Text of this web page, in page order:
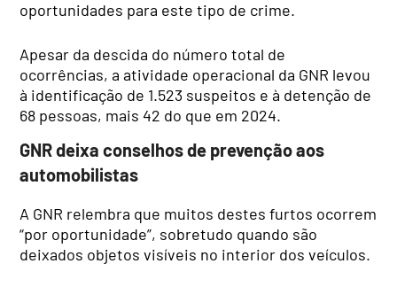
oportunidades para este tipo de crime.
Apesar da descida do número total de
ocorrências, a atividade operacional da GNR levou
à identificação de 1.523 suspeitos e à detenção de
68 pessoas, mais 42 do que em 2024.
GNR deixa conselhos de prevenção aos
automobilistas
A GNR relembra que muitos destes furtos ocorrem
“por oportunidade”, sobretudo quando são
deixados objetos visíveis no interior dos veículos.